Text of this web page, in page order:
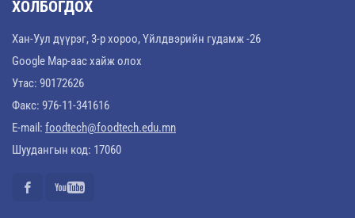
ХОЛБОГДОХ
Хан-Уул дүүрэг, 3-р хороо, Үйлдвэрийн гудамж -26
Google Map-аас хайж олох
Утас: 90172626
Факс: 976-11-341616
E-mail: foodtech@foodtech.edu.mn
Шуудангын код: 17060